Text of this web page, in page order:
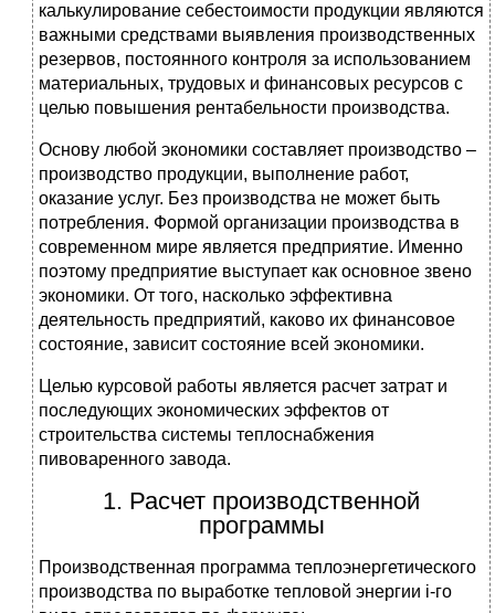
калькулирование себестоимости продукции являются
важными средствами выявления производственных
резервов, постоянного контроля за использованием
материальных, трудовых и финансовых ресурсов с
целью повышения рентабельности производства.
Основу любой экономики составляет производство –
производство продукции, выполнение работ,
оказание услуг. Без производства не может быть
потребления. Формой организации производства в
современном мире является предприятие. Именно
поэтому предприятие выступает как основное звено
экономики. От того, насколько эффективна
деятельность предприятий, каково их финансовое
состояние, зависит состояние всей экономики.
Целью курсовой работы является расчет затрат и
последующих экономических эффектов от
строительства системы теплоснабжения
пивоваренного завода.
1. Расчет производственной
программы
Производственная программа теплоэнергетического
производства по выработке тепловой энергии i-го